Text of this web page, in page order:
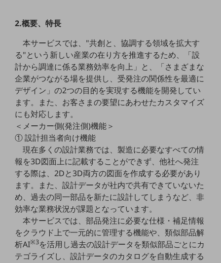
モビリティ
製造・建設業
小売業
キーワードで探す
モバイルTOP
法人向けスマホ・携帯に関する、
おすすめの機種、料金やサービスをご紹介
製品
製品TOP
ビジネス向けスマートフォン
タフネススマートフォン
データ通信製品
ドコモケータイ
2.概要、特長
本サービスでは、"共創と、協調する領域を拡大す
る"という新しい産業の在り方を推進するため、「設
計から調達に係る業務効率を向上」と、「さまざまな
企業がつながる場を提供し、受発注の関係性を最適に
デザイン」の2つの目的を実現する機能を開発してい
ます。また、お客さまの要望にあわせたカスタマイズ
にも対応します。
＜メーカー側(発注側)機能＞
① 設計担当者向け機能
現在多くの設計業務では、製造に必要なすべての情
報を3D図面上に記載することができず、他社へ発注
する際は、2Dと3D両方の図面を作成する必要があり
ます。また、設計データが社内で共有できていないた
め、過去の同一部品を新たに設計してしまうなど、非
効率な業務状況が課題となっています。
本サービスでは、部品発注に必要な仕様・補足情報
をクラウド上で一元的に管理する機能や、類似部品解
析AI※3を活用し過去の設計データを類似部品ごとにカ
テゴライズし、設計データのカタログを自動生成する